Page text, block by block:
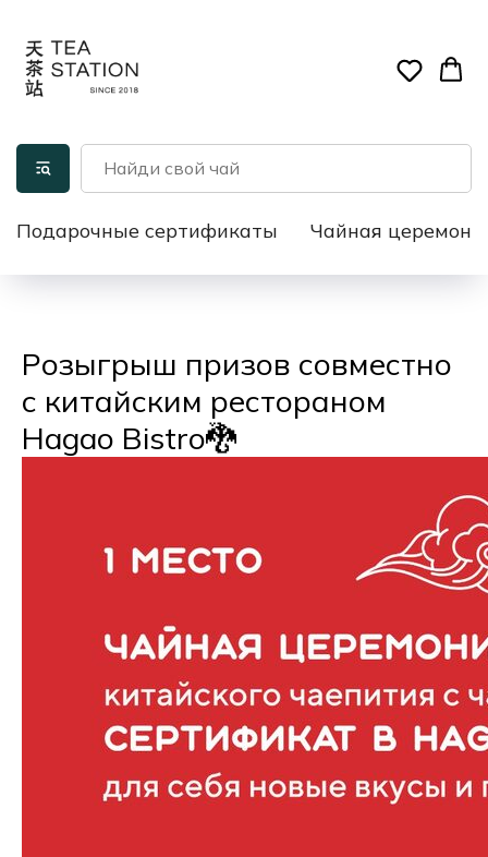
Подарочные сертификаты Чайная
Розыгрыш призов совместно
с китайским рестораном
Hagao Bistro🐉